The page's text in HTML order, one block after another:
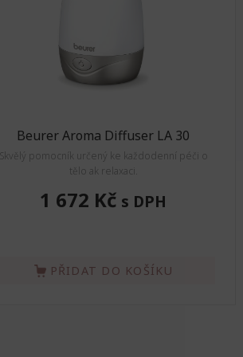
Beurer Aroma Diffuser LA 30
Skvělý pomocník určený ke každodenní péči o
tělo ak relaxaci.
1 672 Kč s DPH
PŘIDAT DO KOŠÍKU